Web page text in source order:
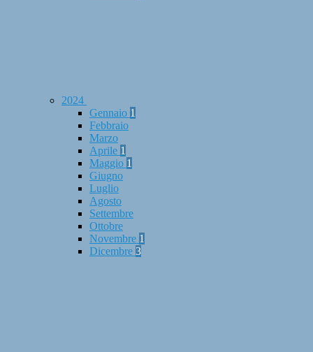
2024
Gennaio 1
Febbraio
Marzo
Aprile 1
Maggio 1
Giugno
Luglio
Agosto
Settembre
Ottobre
Novembre 1
Dicembre 3